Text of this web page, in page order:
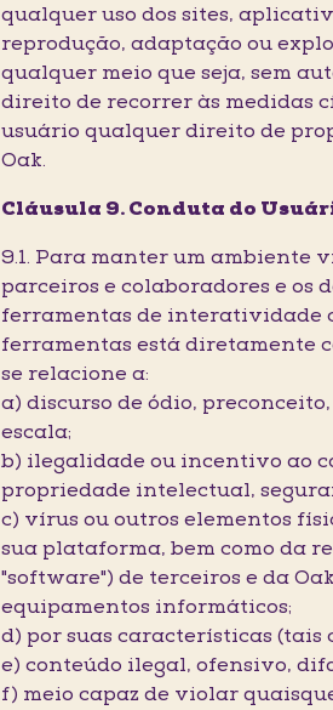
qualquer uso dos sites,
reprodução, adaptação ou
qualquer meio que seja, sem
direito de recorrer às medidas
usuário qualquer direito de
Oak.
Cláusula 9. Conduta do
9.1. Para manter um ambiente
parceiros e colaboradores e os
ferramentas de interatividade
ferramentas está diretamente
se relacione a:
a) discurso de ódio,
escala;
b) ilegalidade ou incentivo ao
propriedade intelectual,
c) vírus ou outros elementos
sua plataforma, bem como da
"software") de terceiros e da
equipamentos informáticos;
d) por suas características
e) conteúdo ilegal, ofensivo,
f) meio capaz de violar